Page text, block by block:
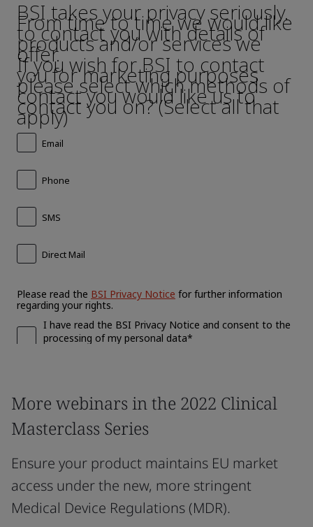
More webinars in the 2022 Clinical
Masterclass Series
Ensure your product maintains EU market
access under the new, more stringent
Medical Device Regulations (MDR).